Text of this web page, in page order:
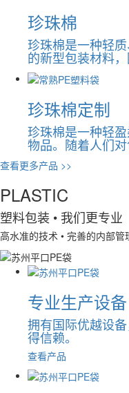
珍珠棉
珍珠棉是一种轻
的新型包装材料
珍珠棉定制
珍珠棉是一种轻
物品。随着人们
查看更多产品 >>
PLASTIC
塑料包装 • 我们更专业
高水准的技术 • 完善的内部管
专业生产设备
拥有国际优越设
得信赖。
查看产品